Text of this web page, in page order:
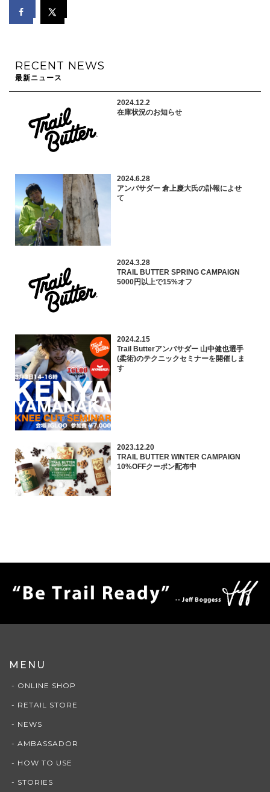
RECENT NEWS
最新ニュース
2024.12.2
在庫状況のお知らせ
2024.6.28
アンバサダー 倉上慶大氏の訃報によせ
て
2024.3.28
TRAIL BUTTER SPRING CAMPAIGN
5000円以上で15%オフ
2024.2.15
Trail Butterアンバサダー 山中健也選手
(柔術)のテクニックセミナーを開催しま
す
2023.12.20
TRAIL BUTTER WINTER CAMPAIGN
10%OFFクーポン配布中
MENU
- ONLINE SHOP
- RETAIL STORE
- NEWS
- AMBASSADOR
- HOW TO USE
- STORIES